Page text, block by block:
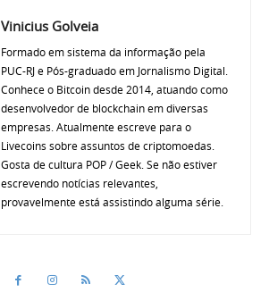
Vinicius Golveia
Formado em sistema da informação pela
PUC-RJ e Pós-graduado em Jornalismo Digital.
Conhece o Bitcoin desde 2014, atuando como
desenvolvedor de blockchain em diversas
empresas. Atualmente escreve para o
Livecoins sobre assuntos de criptomoedas.
Gosta de cultura POP / Geek. Se não estiver
escrevendo notícias relevantes,
provavelmente está assistindo alguma série.